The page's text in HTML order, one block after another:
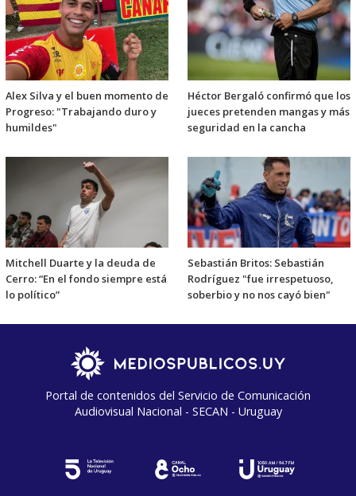
Alex Silva y el buen momento de
Progreso: "Trabajando duro y
humildes"
Héctor Bergaló confirmó que los
jueces pretenden mangas y más
seguridad en la cancha
Mitchell Duarte y la deuda de
Cerro: “En el fondo siempre está
lo político”
Sebastián Britos: Sebastián
Rodríguez "fue irrespetuoso,
soberbio y no nos cayó bien"
Portal de contenidos del Servicio de Comunicación
Audiovisual Nacional - SECAN - Uruguay